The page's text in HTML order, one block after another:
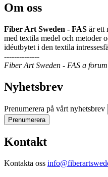
Om oss
Fiber Art Sweden - FAS är ett
med textila medel och metoder
idéutbytet i den textila
--------------
Fiber Art Sweden - FAS a
Nyhetsbrev
Prenumerera på vårt nyhetsbrev
Kontakt
Kontakta oss